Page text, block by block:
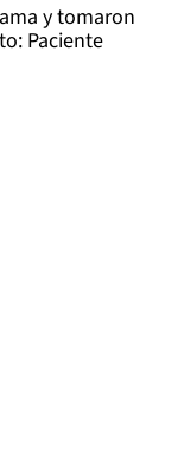
y tomaron
Paciente